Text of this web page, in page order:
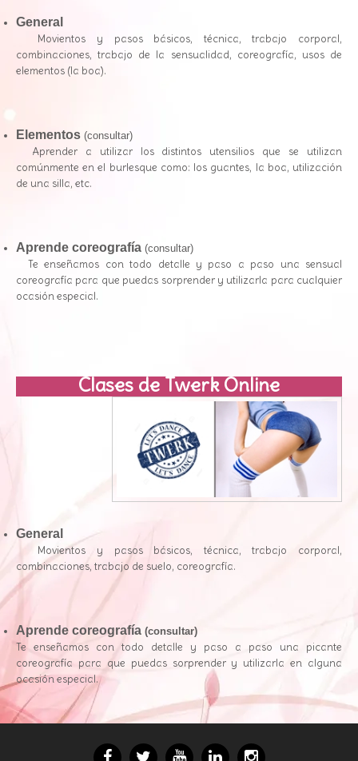
General
Movientos y pasos básicos, técnica, trabajo corporal,
combinaciones, trabajo de la sensualidad, coreografía, usos de
elementos (la boa).
Elementos (consultar)
Aprender a utilizar los distintos utensilios que se utilizan
comúnmente en el burlesque como: los guantes, la boa, utilización
de una silla, etc.
Aprende coreografía (consultar)
Te enseñamos con todo detalle y paso a paso una sensual
coreografía para que puedas sorprender y utilizarla para cualquier
ocasión especial.
Clases de Twerk Online
General
Movientos y pasos básicos, técnica, trabajo corporal,
combinaciones, trabajo de suelo, coreografía.
Aprende coreografía (consultar)
Te enseñamos con todo detalle y paso a paso una picante
coreografía para que puedas sorprender y utilizarla en alguna
ocasión especial.